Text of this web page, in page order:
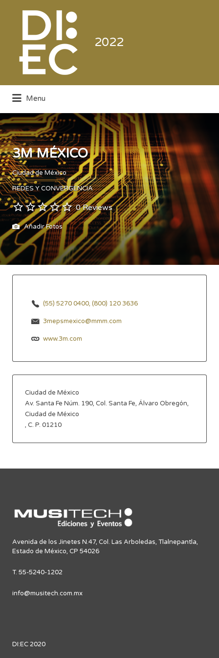
2022
Electrónica de Consumo y Comercial
Buscar
Menu
3M MÉXICO
Ciudad de México
REDES Y CONVERGENCIA
0 Reviews
Añadir Fotos
(55) 5270 0400, (800) 120 3636
3mepsmexico@mmm.com
www.3m.com
Ciudad de México
Av. Santa Fe Núm. 190, Col. Santa Fe, Álvaro Obregón,
Ciudad de México
, C. P. 01210
Avenida de los Jinetes N.47, Col. Las Arboledas, Tlalnepantla,
Estado de México, CP 54026
T. 55-5240-1202
info@musitech.com.mx
DI:EC 2020